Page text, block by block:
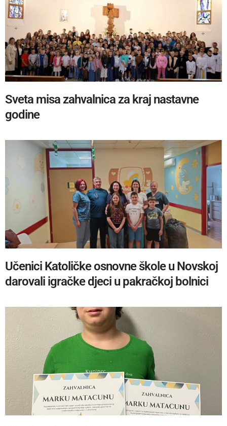
Sveta misa zahvalnica za kraj nastavne
godine
Učenici Katoličke osnovne škole u Novskoj
darovali igračke djeci u pakračkoj bolnici